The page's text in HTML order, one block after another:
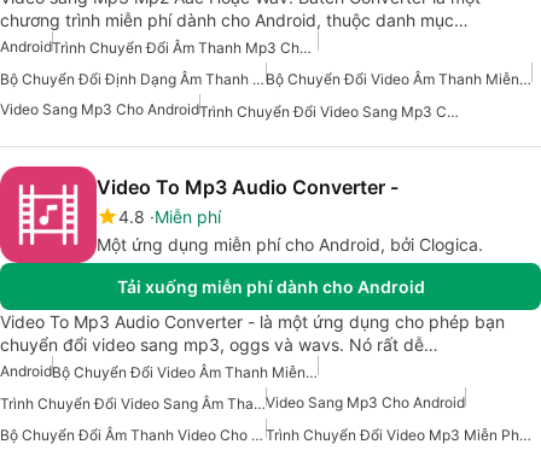
chương trình miễn phí dành cho Android, thuộc danh mục…
Android
Trình Chuyển Đổi Âm Thanh Mp3 Cho Android
Bộ Chuyển Đổi Định Dạng Âm Thanh Cho Android
Bộ Chuyển Đổi Video Âm Thanh Miễn Phí Cho Android
Video Sang Mp3 Cho Android
Trình Chuyển Đổi Video Sang Mp3 Cho Android
Video To Mp3 Audio Converter -
4.8 Miễn phí
Một ứng dụng miễn phí cho Android, bởi Clogica.
Tải xuống miễn phí dành cho Android
Video To Mp3 Audio Converter - là một ứng dụng cho phép bạn
chuyển đổi video sang mp3, oggs và wavs. Nó rất dễ…
Android
Bộ Chuyển Đổi Video Âm Thanh Miễn Phí Cho Android
Trình Chuyển Đổi Video Sang Âm ThanhVideo Sang Mp3 Cho Android
Bộ Chuyển Đổi Âm Thanh Video Cho Android
Trình Chuyển Đổi Video Mp3 Miễn Phí Cho Android